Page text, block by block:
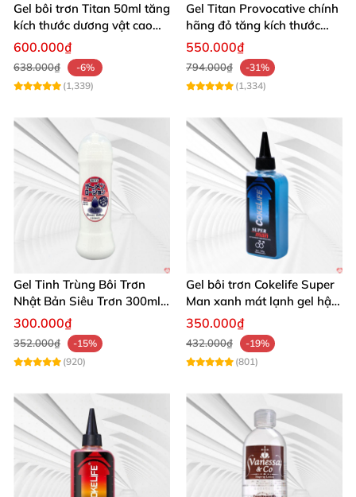
Gel bôi trơn Titan 50ml tăng
kích thước dương vật cao
cấp Nga
600.000₫
638.000₫
-6%
(1,339)
Gel Titan Provocative chính
hãng đỏ tăng kích thước
dương vật cho Nam 50ml
550.000₫
794.000₫
-31%
(1,334)
Gel Tinh Trùng Bôi Trơn
Nhật Bản Siêu Trơn 300ml
Cao Cấp
300.000₫
352.000₫
-15%
(920)
Gel bôi trơn Cokelife Super
Man xanh mát lạnh gel hậu
môn gay
350.000₫
432.000₫
-19%
(801)